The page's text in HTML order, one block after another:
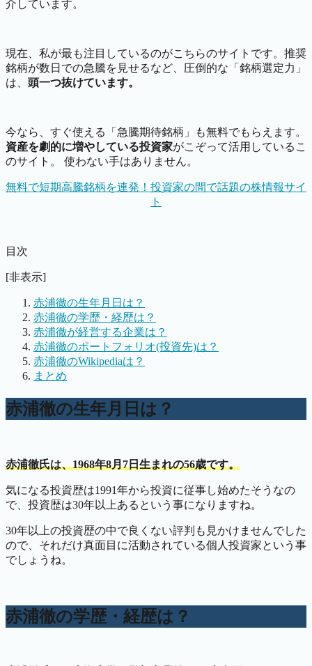
介しています。
現在、私が最も注目しているのがこちらのサイトです。推奨
銘柄が数日での急騰を見せるなど、圧倒的な「銘柄選定力」
は、 頭一つ抜けています。
今なら、すぐ使える「急騰期待銘柄」も無料でもらえます。
資産を劇的に増やしている投資家がこぞって活用しているこ
のサイト。 使わない手はありません。
無料で短期高騰銘柄を連発！投資家の間で話題の株情報サイ
ト
目次
[非表示]
赤浦徹の生年月日は？
赤浦徹の学歴・経歴は？
赤浦徹が経営する企業は？
赤浦徹のポートフォリオ(投資先)は？
赤浦徹のWikipediaは？
まとめ
赤浦徹の生年月日は？
赤浦徹氏は、1968年8月7日生まれの56歳です。
気になる投資歴は1991年から投資に従事し始めたそうなの
で、投資歴は30年以上あるという事になりますね。
30年以上の投資歴の中で良くない評判も見かけませんでした
ので、それだけ真面目に活動されている個人投資家という事
でしょうね。
赤浦徹の学歴・経歴は？